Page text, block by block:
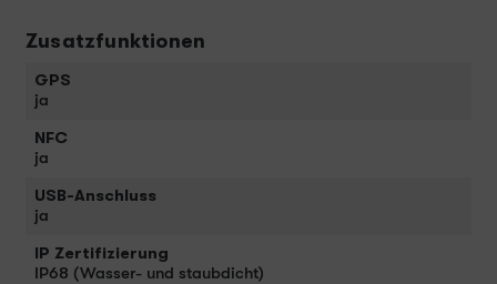
Zusatzfunktionen
GPS
ja
NFC
ja
USB-Anschluss
ja
IP Zertifizierung
IP68 (Wasser- und staubdicht)